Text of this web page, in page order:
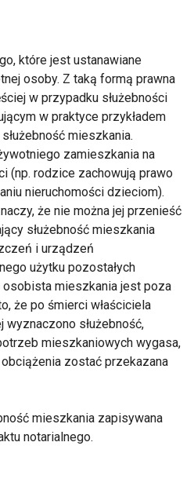
które jest ustanawiane
osoby. Z taką formą prawna
w przypadku służebności
w praktyce przykładem
mieszkania.
zamieszkania na
(np. rodzice zachowują prawo
nieruchomości dzieciom).
że nie można jej przenieść
służebność mieszkania
i urządzeń
użytku pozostałych
osobista mieszkania jest poza
że po śmierci właściciela
wyznaczono służebność,
mieszkaniowych wygasa,
zostać przekazana
mieszkania zapisywana
notarialnego.